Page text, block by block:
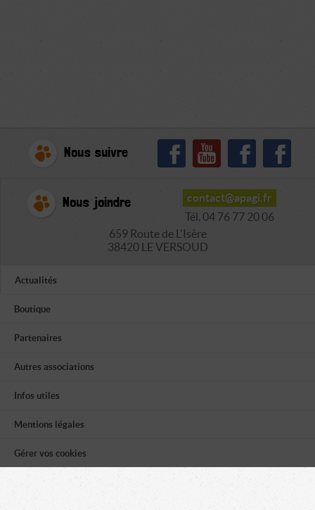
Nous suivre
Nous joindre
contact@apagi.fr
Tél. 04 76 77 20 06
659 Route de L'Isère
38420 LE VERSOUD
Actualités
Boutique
Partenaires
Autres associations
Infos utiles
Mentions légales
Gérer vos cookies